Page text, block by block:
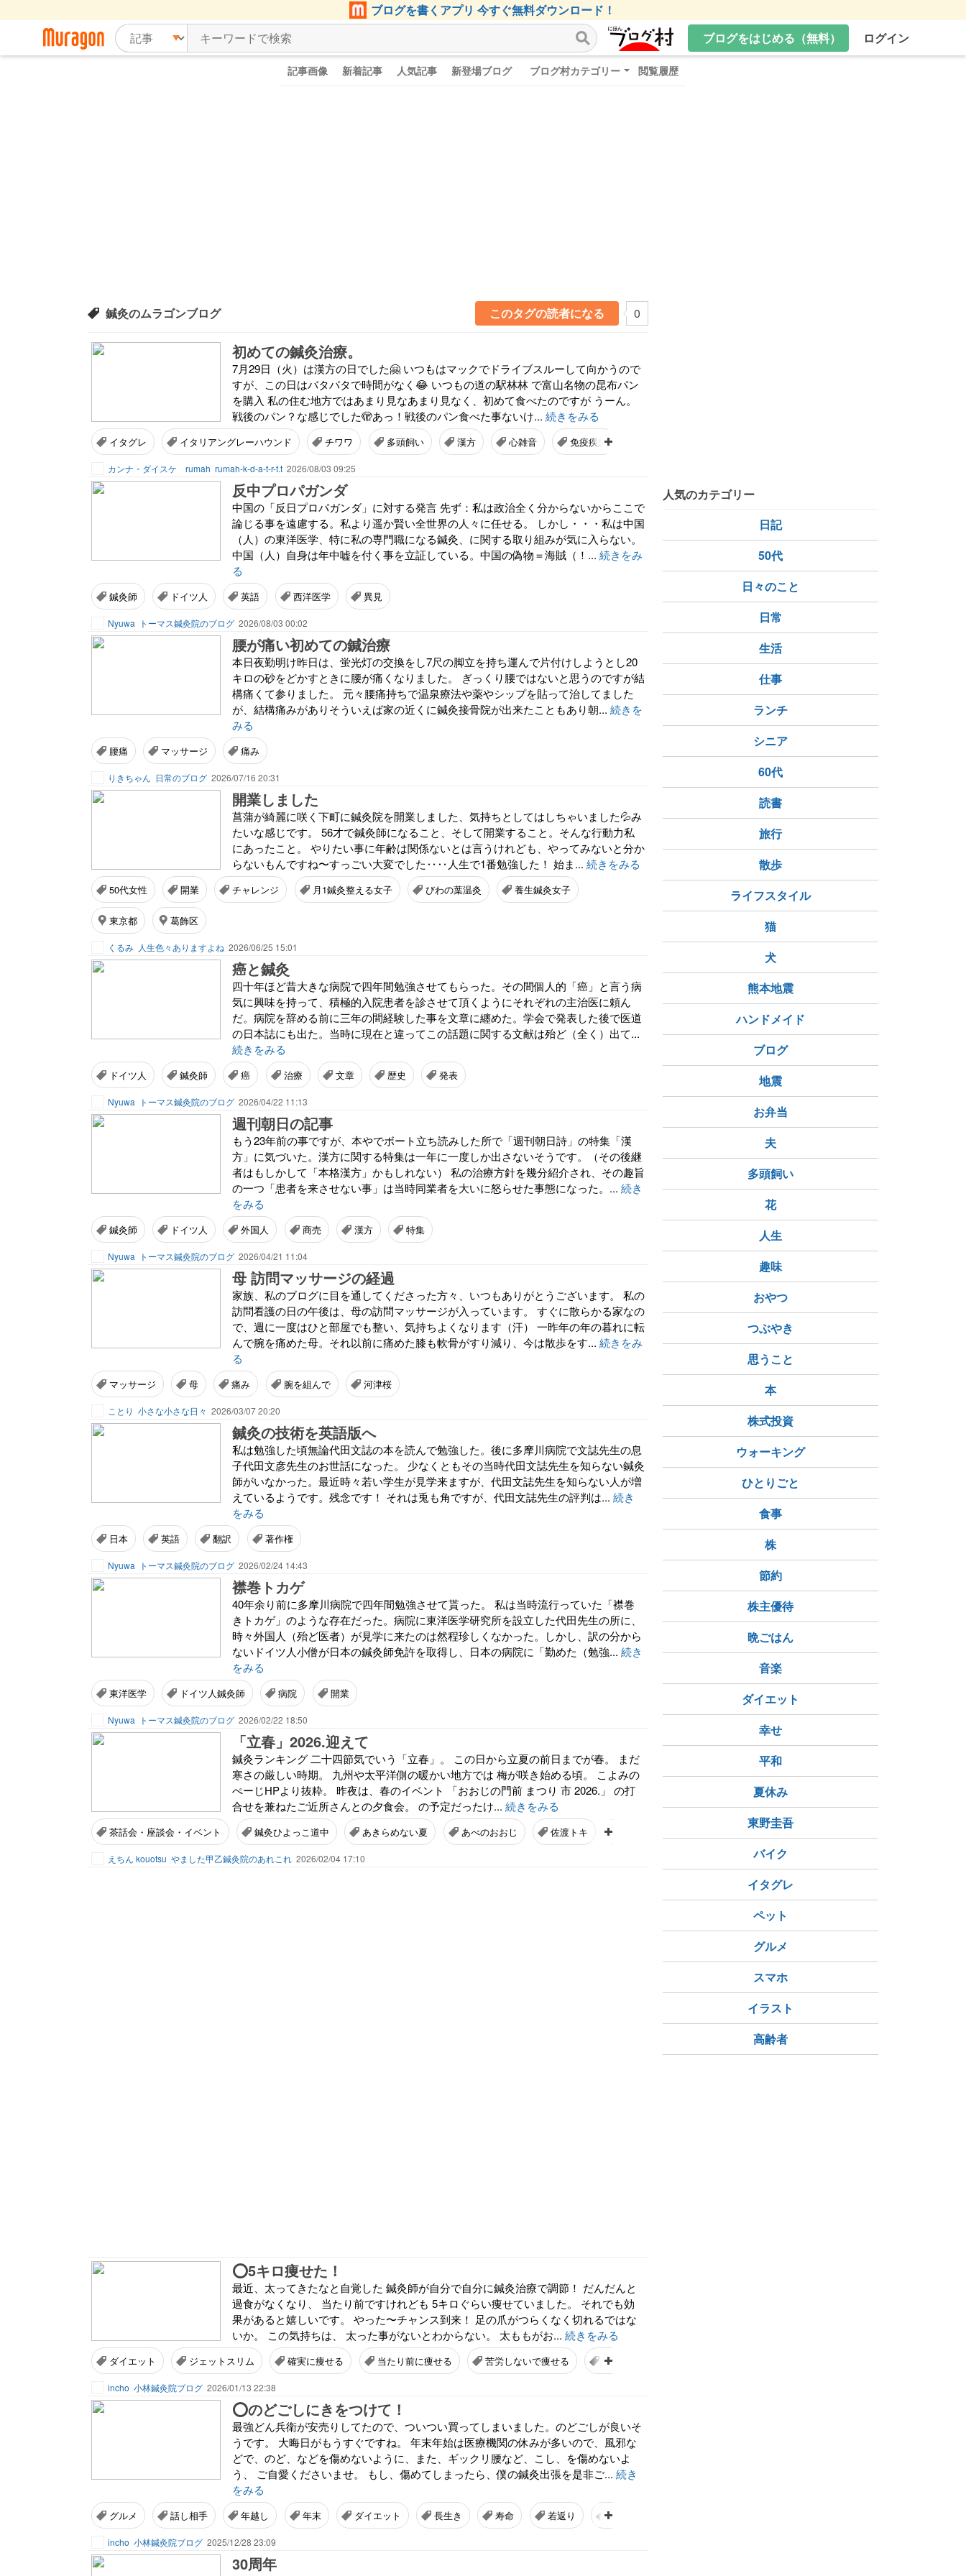
ブログを書くアプリ 今すぐ無料ダウンロード！
ブログをはじめる（無料）
ログイン
記事画像 新着記事 人気記事 新登場ブログ ブログ村カテゴリー 閲覧履歴
鍼灸のムラゴンブログ このタグの読者になる 0
初めての鍼灸治療。
7月29日（火）は漢方の日でした🤗 いつもはマックでドライブスルーして向かうので
すが、この日はバタバタで時間がなく😂 いつもの道の駅林林 で富山名物の昆布パン
を購入 私の住む地方ではあまり見なあまり見なく、初めて食べたのですが うーん。
戦後のパン？な感じでした🫣あっ！戦後のパン食べた事ないけ... 続きをみる
イタグレ イタリアングレーハウンド チワワ 多頭飼い 漢方 心雑音 免疫疾患
カンナ・ダイスケ rumah rumah-k-d-a-t-r-t.t 2026/08/03 09:25
反中プロパガンダ
中国の「反日プロパガンダ」に対する発言 先ず：私は政治全く分からないからここで
論じる事を遠慮する。私より遥か賢い全世界の人々に任せる。 しかし・・・私は中国
（人）の東洋医学、特に私の専門職になる鍼灸、に関する取り組みが気に入らない。
中国（人）自身は年中嘘を付く事を立証している。中国の偽物＝海賊（！... 続きをみ
る
鍼灸師 ドイツ人 英語 西洋医学 異見
Nyuwa トーマス鍼灸院のブログ 2026/08/03 00:02
腰が痛い初めての鍼治療
本日夜勤明け昨日は、蛍光灯の交換をし7尺の脚立を持ち運んで片付けしようとし20
キロの砂をどかすときに腰が痛くなりました。 ぎっくり腰ではないと思うのですが結
構痛くて参りました。 元々腰痛持ちで温泉療法や薬やシップを貼って治してました
が、結構痛みがありそういえば家の近くに鍼灸接骨院が出来たこともあり朝... 続きを
みる
腰痛 マッサージ 痛み
りきちゃん 日常のブログ 2026/07/16 20:31
開業しました
菖蒲が綺麗に咲く下町に鍼灸院を開業しました、気持ちとしてはしちゃいました💦み
たいな感じです。 56才で鍼灸師になること、そして開業すること。そんな行動力私
にあったこと。 やりたい事に年齢は関係ないとは言うけれども、やってみないと分か
らないもんですね〜すっごい大変でした‥‥人生で1番勉強した！ 始ま... 続きをみる
50代女性 開業 チャレンジ 月1鍼灸整える女子 びわの葉温灸 養生鍼灸女子
東京都 葛飾区
くるみ 人生色々ありますよね 2026/06/25 15:01
癌と鍼灸
四十年ほど昔大きな病院で四年間勉強させてもらった。その間個人的「癌」と言う病
気に興味を持って、積極的入院患者を診させて頂くようにそれぞれの主治医に頼ん
だ。病院を辞める前に三年の間経験した事を文章に纏めた。学会で発表した後で医道
の日本誌にも出た。当時に現在と違ってこの話題に関する文献は殆ど（全く）出て...
続きをみる
ドイツ人 鍼灸師 癌 治療 文章 歴史 発表
Nyuwa トーマス鍼灸院のブログ 2026/04/22 11:13
週刊朝日の記事
もう23年前の事ですが、本やでボート立ち読みした所で「週刊朝日詩」の特集「漢
方」に気づいた。漢方に関する特集は一年に一度しか出さないそうです。（その後継
者はもしかして「本格漢方」かもしれない） 私の治療方針を幾分紹介され、その趣旨
の一つ「患者を来させない事」は当時同業者を大いに怒らせた事態になった。... 続き
をみる
鍼灸師 ドイツ人 外国人 商売 漢方 特集
Nyuwa トーマス鍼灸院のブログ 2026/04/21 11:04
母 訪問マッサージの経過
家族、私のブログに目を通してくださった方々、いつもありがとうございます。 私の
訪問看護の日の午後は、母の訪問マッサージが入っています。 すぐに散らかる家なの
で、週に一度はひと部屋でも整い、気持ちよくなります（汗） 一昨年の年の暮れに転
んで腕を痛めた母。それ以前に痛めた膝も軟骨がすり減り、今は散歩をす... 続きをみ
る
マッサージ 母 痛み 腕を組んで 河津桜
ことり 小さな小さな日々 2026/03/07 20:20
鍼灸の技術を英語版へ
私は勉強した頃無論代田文誌の本を読んで勉強した。後に多摩川病院で文誌先生の息
子代田文彦先生のお世話になった。 少なくともその当時代田文誌先生を知らない鍼灸
師がいなかった。最近時々若い学生が見学来ますが、代田文誌先生を知らない人が増
えているようです。残念です！ それは兎も角ですが、代田文誌先生の評判は... 続き
をみる
日本 英語 翻訳 著作権
Nyuwa トーマス鍼灸院のブログ 2026/02/24 14:43
襟巻トカゲ
40年余り前に多摩川病院で四年間勉強させて貰った。 私は当時流行っていた「襟巻
きトカゲ」のような存在だった。病院に東洋医学研究所を設立した代田先生の所に、
時々外国人（殆ど医者）が見学に来たのは然程珍しくなかった。しかし、訳の分から
ないドイツ人小僧が日本の鍼灸師免許を取得し、日本の病院に「勤めた（勉強... 続き
をみる
東洋医学 ドイツ人鍼灸師 病院 開業
Nyuwa トーマス鍼灸院のブログ 2026/02/22 18:50
「立春」2026.迎えて
鍼灸ランキング 二十四節気でいう「立春」。 この日から立夏の前日までが春。 まだ
寒さの厳しい時期。 九州や太平洋側の暖かい地方では 梅が咲き始める頃。 こよみの
ぺーじHPより抜粋。 昨夜は、春のイベント 「おおじの門前 まつり 市 2026.」 の打
合せを兼ねたご近所さんとの夕食会。 の予定だったけ... 続きをみる
茶話会・座談会・イベント 鍼灸ひよっこ道中 あきらめない夏 あべのおおじ 佐渡トキ 玉造駅前
えちん kouotsu やました甲乙鍼灸院のあれこれ 2026/02/04 17:10
⭕️5キロ痩せた！
最近、太ってきたなと自覚した 鍼灸師が自分で自分に鍼灸治療で調節！ だんだんと
過食がなくなり、 当たり前ですけれども 5キロぐらい痩せていました。 それでも効
果があると嬉しいです。 やった〜チャンス到来！ 足の爪がつらくなく切れるではな
いか。 この気持ちは、 太った事がないとわからない。 太ももがお... 続きをみる
ダイエット ジェットスリム 確実に痩せる 当たり前に痩せる 苦労しないで痩せる カンタンに痩せる
incho 小林鍼灸院ブログ 2026/01/13 22:38
⭕️のどごしにきをつけて！
最強どん兵衛が安売りしてたので、ついつい買ってしまいました。のどごしが良いそ
うです。 大晦日がもうすぐですね。 年末年始は医療機関の休みが多いので、風邪な
どで、のど、などを傷めないように、また、ギックリ腰など、こし、を傷めないよ
う、 ご自愛くださいませ。 もし、傷めてしまったら、僕の鍼灸出張を是非ご... 続き
をみる
グルメ 話し相手 年越し 年末 ダイエット 長生き 寿命 若返り やり直し
incho 小林鍼灸院ブログ 2025/12/28 23:09
30周年
人気のカテゴリー
日記
50代
日々のこと
日常
生活
仕事
ランチ
シニア
60代
読書
旅行
散歩
ライフスタイル
猫
犬
熊本地震
ハンドメイド
ブログ
地震
お弁当
夫
多頭飼い
花
人生
趣味
おやつ
つぶやき
思うこと
本
株式投資
ウォーキング
ひとりごと
食事
株
節約
株主優待
晩ごはん
音楽
ダイエット
幸せ
平和
夏休み
東野圭吾
バイク
イタグレ
ペット
グルメ
スマホ
イラスト
高齢者